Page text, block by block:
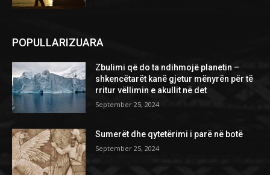
POPULLARIZUARA
Zbulimi që do ta ndihmojë planetin –
shkencëtarët kanë gjetur mënyrën për të
rritur vëllimin e akullit në det
September 25, 2024
Sumerët dhe qytetërimi i parë në botë
September 25, 2024